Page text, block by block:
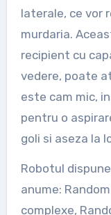
laterale, ce vor
murdaria.
recipient cu
vedere, poate
este cam mic,
pentru o
goli si aseza la
Robotul
anume:
complexe,